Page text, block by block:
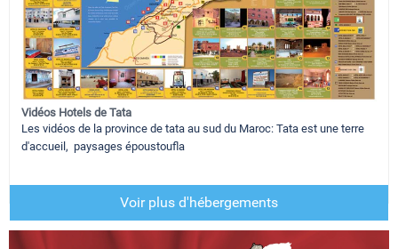
Vidéos Hotels de Tata
Les vidéos de la province de tata au sud du Maroc: Tata est une terre
d'accueil, paysages époustoufla
Voir plus d'hébergements